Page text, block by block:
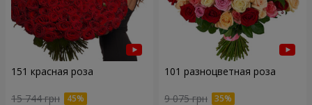
151 красная роза
15 744 грн
101 разноцветная роза
9 075 грн